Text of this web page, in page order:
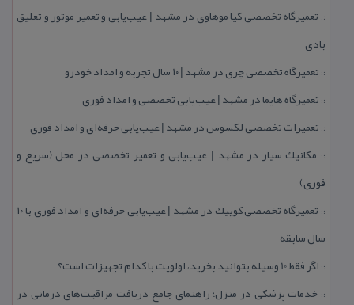
:: تعمیرگاه تخصصی كیا موهاوی در مشهد | عیب‌یابی و تعمیر موتور و تعلیق
بادی
:: تعمیرگاه تخصصی چری در مشهد | ۱۰ سال تجربه و امداد خودرو
:: تعمیرگاه هایما در مشهد | عیب‌یابی تخصصی و امداد فوری
:: تعمیرات تخصصی لكسوس در مشهد | عیب‌یابی حرفه‌ای و امداد فوری
:: مكانیك سیار در مشهد | عیب‌یابی و تعمیر تخصصی در محل (سریع و
فوری)
::
تعمیرگاه تخصصی كوییك در مشهد | عیب‌یابی حرفه‌ای و امداد فوری با ۱۰
سال سابقه
:: اگر فقط 10 وسیله بتوانید بخرید، اولویت با كدام تجهیزات است؟
:: خدمات پزشكی در منزل؛ راهنمای جامع دریافت مراقبت‌های درمانی در